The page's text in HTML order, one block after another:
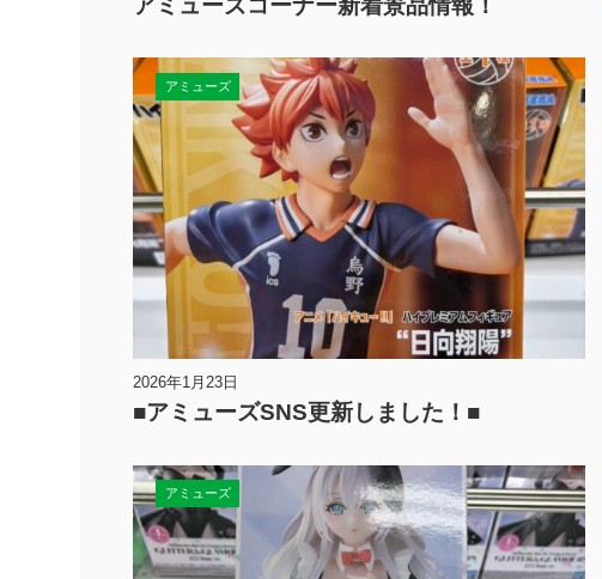
アミューズコーナー新着景品情報！
アミューズ
2026年1月23日
■アミューズSNS更新しました！■
アミューズ